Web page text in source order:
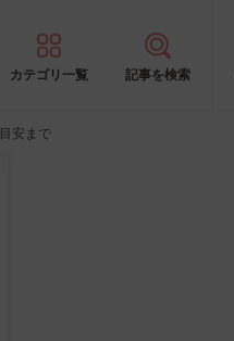
カテゴリ一覧 記事を検索
安まで